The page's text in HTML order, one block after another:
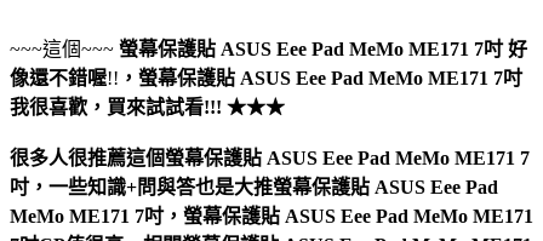
~~~這個~~~ 螢幕保護貼 ASUS Eee Pad MeMo ME171 7吋好
像還不錯喔!! ， 螢幕保護貼 ASUS Eee Pad MeMo ME171 7吋
我很喜歡，買來試試看!!! ★★★
很多人很推薦這個螢幕保護貼 ASUS Eee Pad MeMo ME171 7
吋，一些知識+問與答也是大推螢幕保護貼 ASUS Eee Pad
MeMo ME171 7吋，螢幕保護貼 ASUS Eee Pad MeMo ME171